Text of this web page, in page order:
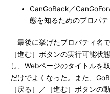
CanGoBack／
態を知るためのプロパ
最後に挙げたプロパティ名
［進む］ボタンの実行可能状
し、Webページのタイトルを
だけでよくなった。また、
［戻る］／［進む］ボタンの